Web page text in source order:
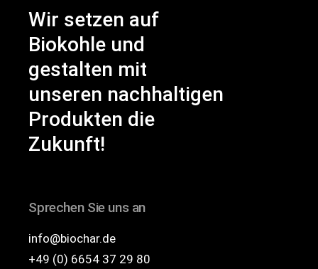
Wir setzen auf
Biokohle und
gestalten mit
unseren nachhaltigen
Produkten die
Zukunft!
Sprechen Sie uns an
info@biochar.de
+49 (0) 6654 37 29 80